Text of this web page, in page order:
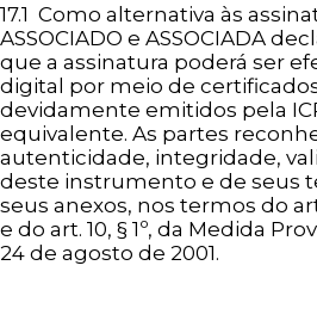
17.1 Como alternativa às
ASSOCIADO e ASSOCIADA
que a assinatura poderá ser
digital por meio de
devidamente emitidos pela
equivalente. As partes
autenticidade, integridade,
deste instrumento e de seus
seus anexos, nos termos do
e do art. 10, § 1º, da Medida
24 de agosto de 2001.